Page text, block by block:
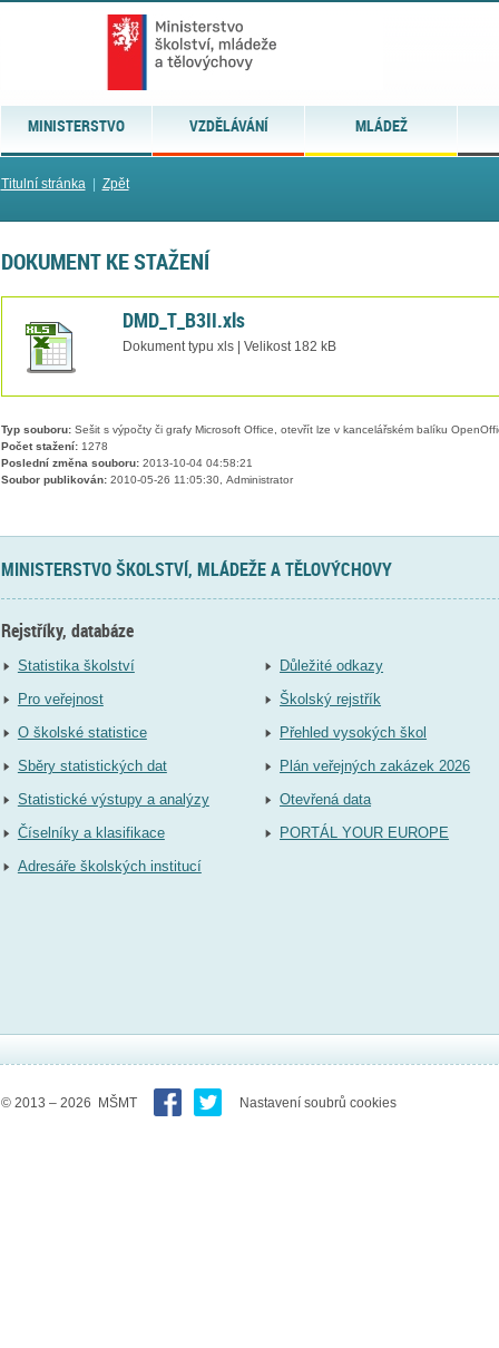
MINISTERSTVO VZDĚLÁVÁNÍ MLÁDEŽ
Titulní stránka| Zpět
DOKUMENT KE STAŽENÍ
DMD_T_B3II.xls
Dokument typu xls | Velikost 182 kB
Typ souboru:Sešit s výpočty či grafy Microsoft Office, otevřít lze v kancelářském balíku
Počet stažení:1278
Poslední změna souboru:2013-10-04 04:58:21
Soubor publikován:2010-05-26 11:05:30, Administrator
MINISTERSTVO ŠKOLSTVÍ, MLÁDEŽE A TĚLOVÝCHOVY
Rejstříky, databáze
Statistika školství
Pro veřejnost
O školské statistice
Sběry statistických dat
Statistické výstupy a analýzy
Číselníky a klasifikace
Adresáře školských institucí
Důležité odkazy
Školský rejstřík
Přehled vysokých škol
Plán veřejných zakázek 2026
Otevřená data
PORTÁL YOUR EUROPE
© 2013 – 2026 MŠMT Nastavení soubrů cookies